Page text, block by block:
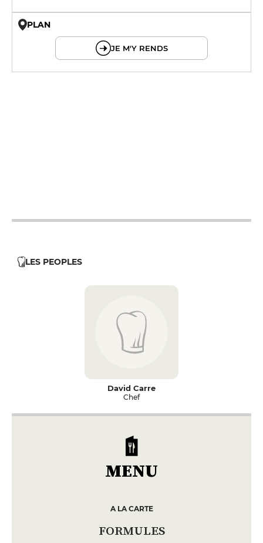
PLAN
JE M'Y RENDS
LES PEOPLES
David Carre
Chef
MENU
A LA CARTE
FORMULES